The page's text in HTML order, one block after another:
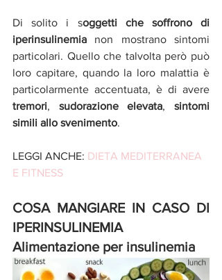
Di solito i soggetti che soffrono di
iperinsulinemia non mostrano sintomi
particolari. Quello che talvolta però può
loro capitare, quando la loro malattia è
tremori, sudorazione elevata, sintomi
simili allo svenimento.
LEGGI ANCHE: DIETA MEDITERRANEA
E FITNESS
COSA MANGIARE IN CASO DI
IPERINSULINEMIA
Alimentazione per insulinemia